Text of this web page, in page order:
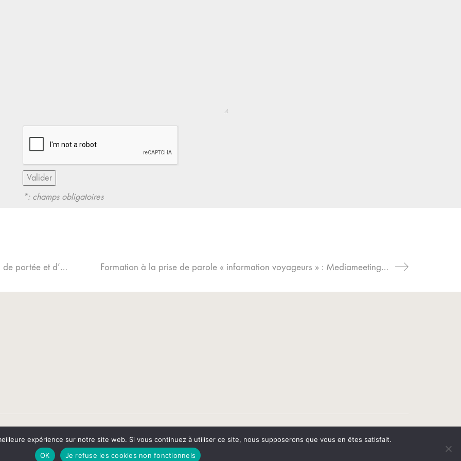
*: champs obligatoires
[Replay] Webinar : Comment donner plus de portée et d’efficacité à votre communication interne Formation à la prise de parole « information voyageurs » : Mediameeting retenu pour la 3e fois consécutive par la SNCF
légalesexpérience sur notre site web. Si vous continuez à utiliser ce site, nous supposerons que vous en êtes satisfait.
OK
Je refuse les cookies non fonctionnels